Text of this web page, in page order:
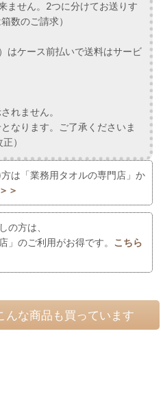
ません。2つに分けてお送りす
数のご請求）
はケース前払いで送料はサービ
れません。
なります。ご了承くださいま
）
は「業務用タオルの専門店」か
＞
の方は、
」のご利用がお得です。 こちら
んな商品も買っています